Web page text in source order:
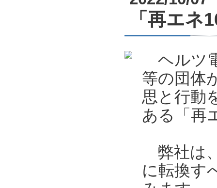
「再エ
ヘルツ
等の団体
思と行動
ある「再
弊社は
に転換す